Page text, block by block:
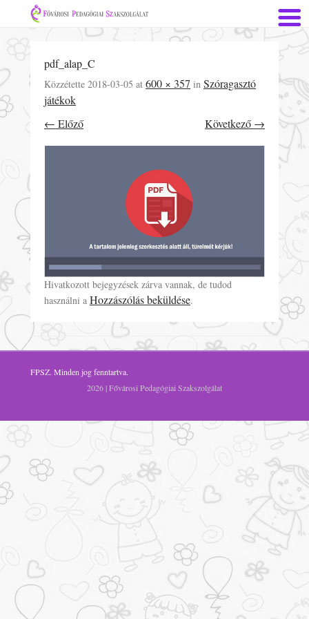
pdf_alap_C
Közzétette 2018-03-05 at 600 × 357 in Szóragasztó
játékok
← Előző
Következő →
Hivatkozott bejegyzések zárva vannak, de tudod
használni a Hozzászólás beküldése.
FPSZ. Minden jog fenntartva.
2026 | Fővárosi Pedagógiai Szakszolgálat